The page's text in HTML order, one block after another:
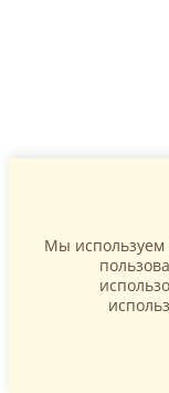
Мы используем